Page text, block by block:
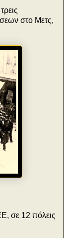
στο Μετς,
σε 12 πόλεις